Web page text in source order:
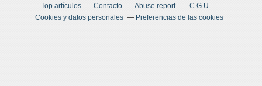
Top artículos
Contacto Abuse report
C.G.U.
Cookies y datos personales
Preferencias de las cookies